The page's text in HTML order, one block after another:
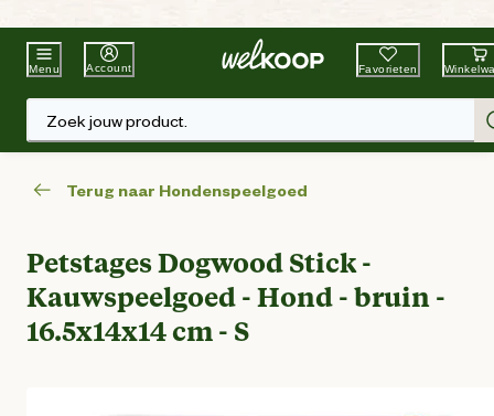
Beste WinkelketenTuin & Dier
Menu Account Favorieten
Zoek jouw product.
Terug naar Hondenspeelgoed
Petstages Dogwood Stick -
Kauwspeelgoed - Hond - bruin -
16.5x14x14 cm - S